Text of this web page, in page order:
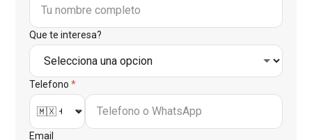
Que te interesa?
Telefono *
Email